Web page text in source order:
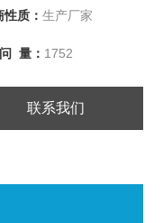
以下）的工况条
性质： 生产厂家
量： 1752
联系我们